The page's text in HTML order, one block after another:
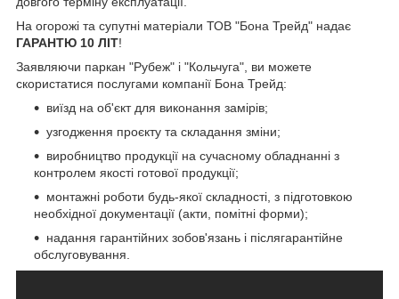
На огорожі та супутні матеріали ТОВ "Бона Трейд" надає
ГАРАНТЮ 10 ЛІТ!
Заявляючи паркан "Рубеж" і "Кольчуга", ви можете
скористатися послугами компанії Бона Трейд:
виїзд на об'єкт для виконання замірів;
узгодження проєкту та складання зміни;
виробництво продукції на сучасному обладнанні з
контролем якості готової продукції;
монтажні роботи будь-якої складності, з підготовкою
необхідної документації (акти, помітні форми);
надання гарантійних зобов'язань і післягарантійне
обслуговування.